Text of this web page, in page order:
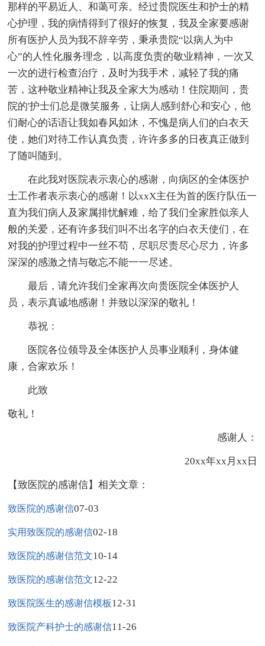
那样的平易近人、和蔼可亲。经过贵院医生和护士的精
心护理，我的病情得到了很好的恢复，我及全家要感谢
所有医护人员为我不辞辛劳，秉承贵院“以病人为中
心”的人性化服务理念，以高度负责的敬业精神，一次又
一次的进行检查治疗，及时为我手术，减轻了我的痛
苦，这种敬业精神让我及全家大为感动！住院期间，贵
院的'护士们总是微笑服务，让病人感到舒心和安心，他
们耐心的话语让我如春风如沐，不愧是病人们的白衣天
使，她们对待工作认真负责，许许多多的日夜真正做到
了随叫随到。
在此我对医院表示衷心的感谢，向病区的全体医护
士工作者表示衷心的感谢！以xxX主任为首的医疗队伍一
直为我们病人及家属排忧解难，给了我们全家胜似亲人
般的关爱，还有许多我们叫不出名字的白衣天使们，在
对我的护理过程中一丝不苟，尽职尽责尽心尽力，许多
深深的感激之情与敬忘不能一一尽述。
最后，请允许我们全家再次向贵医院全体医护人
员，表示真诚地感谢！并致以深深的敬礼！
恭祝：
医院各位领导及全体医护人员事业顺利，身体健
康，合家欢乐！
此致
敬礼！
感谢人：
20xx年xx月xx日
【致医院的感谢信】相关文章：
致医院的感谢信07-03
实用致医院的感谢信02-18
致医院的感谢信范文10-14
致医院的感谢信范文12-22
致医院医生的感谢信模板12-31
致医院产科护士的感谢信11-26